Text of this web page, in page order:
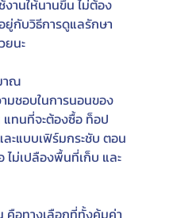
งานให้นานขึ้น ไม่ต้อง
กับวิธีการดูแลรักษา
ยนะ
าณ
มชอบในการนอนของ
แทนที่จะต้องซื้อ ท็อป
ะแบบเฟิร์มกระชับ ตอน
ม่เปลืองพื้นที่เก็บ และ
คือทางเลือกที่ทั้งคุ้มค่า